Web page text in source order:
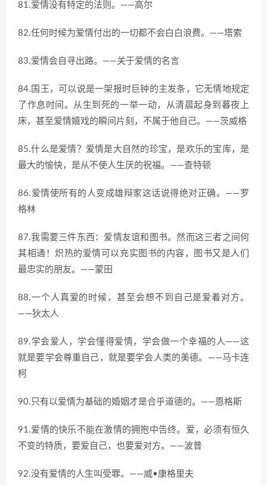
81.爱情没有特定的法则。——高尔
82.任何时候为爱情付出的一切都不会白白浪费。——塔索
83.爱情会自寻出路。——关于爱情的名言
84.国王，可以说是一架报时巨钟的主发条，它无情地规定
了作息时间。从生到死的一举一动，从清晨起身到暮夜上
床，甚至爱情嬉戏的瞬间片刻，不属于他自己。——茨威格
85.什么是爱情？爱情是大自然的珍宝，是欢乐的宝库，是
最大的愉快，是从不使人生厌的祝福。——查特顿
86.爱情使所有的人变成雄辩家这话说得绝对正确。——罗
格林
87.我需要三件东西：爱情友谊和图书。然而这三者之间何
其相通！炽热的爱情可以充实图书的内容，图书又是人们
最忠实的朋友。——蒙田
88.一个人真爱的时候，甚至会想不到自己是爱着对方。
——狄太人
89.学会爱人，学会懂得爱情，学会做一个幸福的人——这
就是要学会尊重自己，就是要学会人类的美德。——马卡连
柯
90.只有以爱情为基础的婚姻才是合乎道德的。——恩格斯
91.爱情的快乐不能在激情的拥抱中告终。爱，必须有恒久
不变的特质，要爱自己，也要爱对方。——波普
92.没有爱情的人生叫受罪。——威•康格里夫